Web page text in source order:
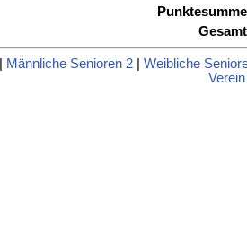
Punktesumme
Gesamt
Männliche Senioren 2| Weibliche
Verein